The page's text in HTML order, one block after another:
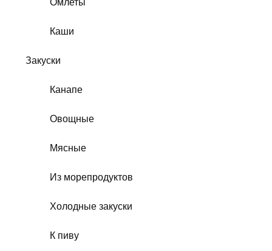
Омлеты
Каши
Закуски
Канапе
Овощные
Мясные
Из морепродуктов
Холодные закуски
К пиву